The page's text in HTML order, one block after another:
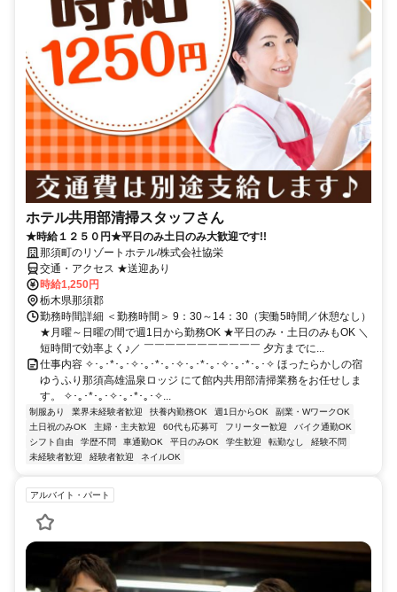
ホテル共用部清掃スタッフさん
★時給１２５０円★平日のみ土日のみ大歓迎です!!
那須町のリゾートホテル/株式会社協栄
交通・アクセス ★送迎あり
時給1,250円
栃木県那須郡
勤務時間詳細 ＜勤務時間＞ 9：30～14：30（実働5時間／休憩なし）
★月曜～日曜の間で週1日から勤務OK ★平日のみ・土日のみもOK ＼
短時間で効率よく♪／ ￣￣￣￣￣￣￣￣￣￣￣ 夕方までに...
仕事内容 ✧･｡･*･｡･✧･｡･*･｡･✧･｡･*･｡･✧･｡･*･｡･✧ ほったらかしの宿
ゆうふり那須高雄温泉ロッジ にて館内共用部清掃業務をお任せしま
す。 ✧･｡･*･｡･✧･｡･*･｡･✧...
制服あり 業界未経験者歓迎 扶養内勤務OK 週1日からOK
副業・WワークOK
土日祝のみOK
主婦・主夫歓迎 60代も応募可 フリーター歓迎
バイク通勤OK
シフト自由
学歴不問 車通勤OK 平日のみOK 学生歓迎 転勤なし
経験不問
未経験者歓迎
経験者歓迎 ネイルOK
アルバイト・パート